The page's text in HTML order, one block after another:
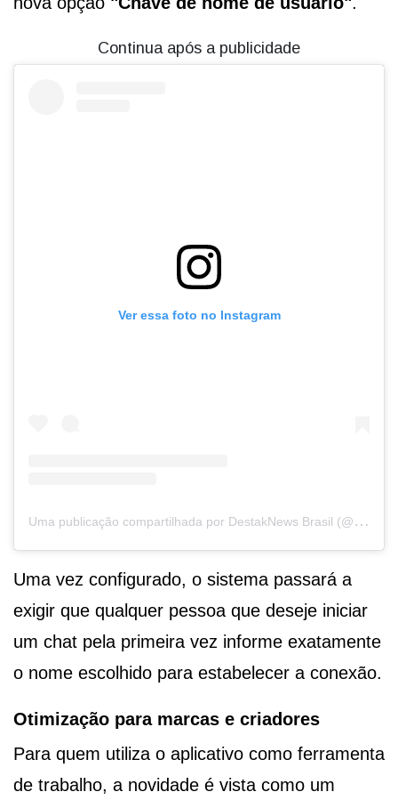
Continua após a publicidade
Ver essa foto no Instagram
U
ma publicação compartilhada por DestakNews Brasil (@destaknewsbrasiloficial)
Uma vez configurado, o sistema passará a
exigir que qualquer pessoa que deseje iniciar
um chat pela primeira vez informe exatamente
o nome escolhido para estabelecer a conexão.
Otimização para marcas e criadores
Para quem utiliza o aplicativo como ferramenta
de trabalho, a novidade é vista como um